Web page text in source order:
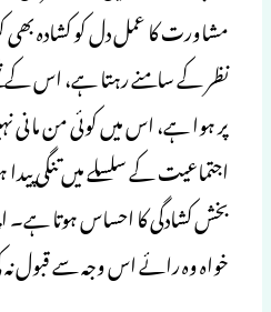
مشاورت کا عمل دل کو کشادہ بھی
نظر کے سامنے رہتا ہے، اس کے
پر ہوا ہے، اس میں کوئی من
اجتماعیت کے سلسلے میں تنگی
بخش کشادگی کا احساس ہوتا ہے۔
خواہ وہ رائے اس وجہ سے قبول